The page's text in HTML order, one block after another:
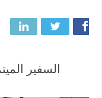
السفير